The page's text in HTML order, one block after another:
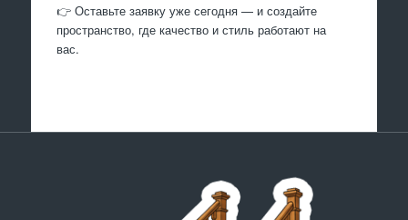
👉 Оставьте заявку уже сегодня — и создайте
пространство, где качество и стиль работают на
вас.